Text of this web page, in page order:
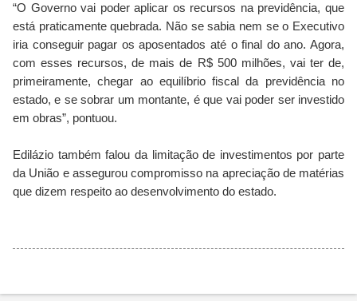
“O Governo vai poder aplicar os recursos na previdência, que
está praticamente quebrada. Não se sabia nem se o Executivo
iria conseguir pagar os aposentados até o final do ano. Agora,
com esses recursos, de mais de R$ 500 milhões, vai ter de,
primeiramente, chegar ao equilíbrio fiscal da previdência no
estado, e se sobrar um montante, é que vai poder ser investido
em obras”, pontuou.
Edilázio também falou da limitação de investimentos por parte
da União e assegurou compromisso na apreciação de matérias
que dizem respeito ao desenvolvimento do estado.